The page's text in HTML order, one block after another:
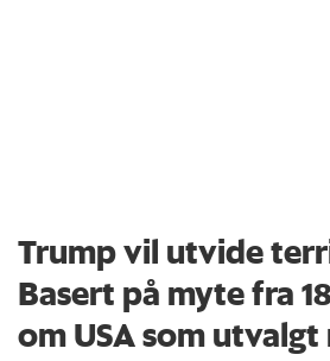
Trump vil utvide
Basert på myte fra
om USA som utvalgt